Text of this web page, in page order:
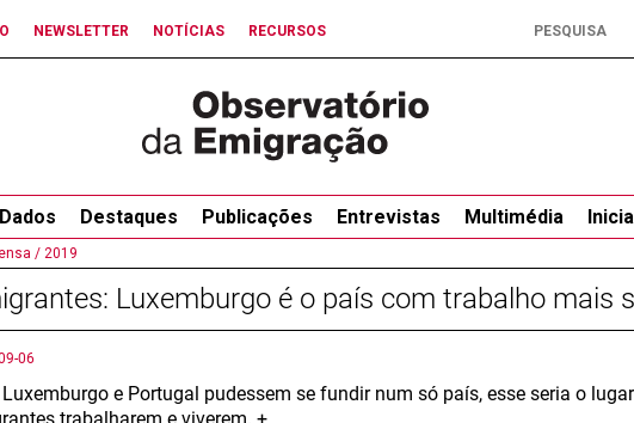
NEWSLETTER NOTÍCIAS RECURSOS
Dados Destaques Publicações Entrevistas Multimédia
/ 2019
Luxemburgo é o país com trabalho mais
06
Luxemburgo e Portugal pudessem se fundir num só país, esse seria o